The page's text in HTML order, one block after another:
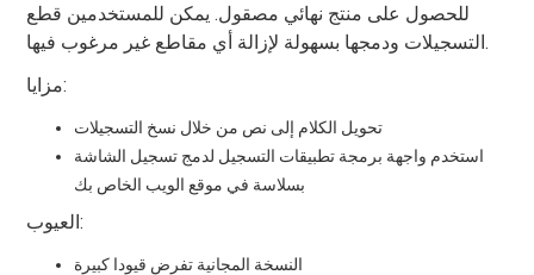
للحصول على منتج نهائي مصقول. يمكن للمستخدمين قطع
التسجيلات ودمجها بسهولة لإزالة أي مقاطع غير مرغوب فيها.
مزايا:
تحويل الكلام إلى نص من خلال نسخ التسجيلات
استخدم واجهة برمجة تطبيقات التسجيل لدمج تسجيل الشاشة
بسلاسة في موقع الويب الخاص بك
العيوب:
النسخة المجانية تفرض قيودا كبيرة